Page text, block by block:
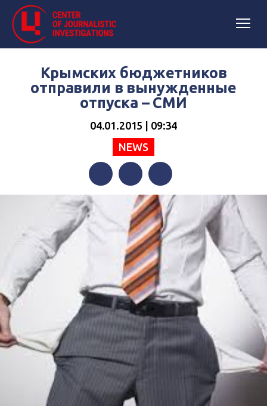
Крымских бюджетников
отправили в вынужденные
отпуска – СМИ
04.01.2015 | 09:34
NEWS
FacebookTwitterTelegram